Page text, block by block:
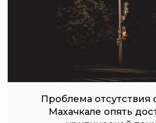
Проблема отсутствия
Махачкале опять